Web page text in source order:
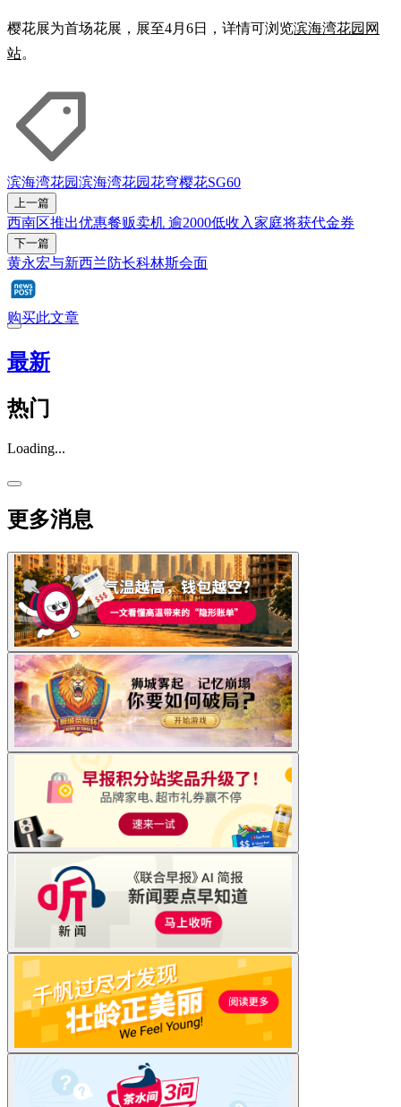
樱花展为首场花展，展至4月6日，详情可浏览滨海湾花园网
站。
滨海湾花园滨海湾花园花穹樱花SG60
上一篇
西南区推出优惠餐贩卖机 逾2000低收入家庭将获代金券
下一篇
黄永宏与新西兰防长科林斯会面
购买此文章
最新
热门
Loading...
更多消息